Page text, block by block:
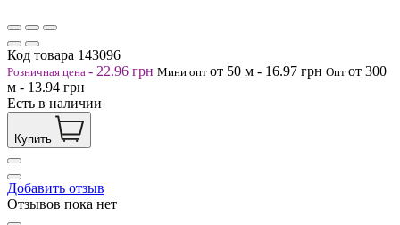
Код товара 143096
Розничная цена - 22.96 грн Мини опт от 50 м - 16.97 грн Опт от 300
м - 13.94 грн
Есть в наличии
Купить
Добавить отзыв
Отзывов пока нет